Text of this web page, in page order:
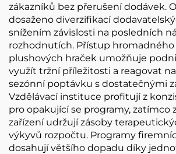
zákazníků bez přerušení dodávek.
dosaženo diverzifikací
snížením závislosti na posledních
rozhodnutích. Přístup
plushových hraček umožňuje
využít tržní příležitosti a reagovat
sezónní poptávku s dostatečnými
Vzdělávací instituce profitují z
pro opakující se programy, zatímco
zařízení udržují zásoby
výkyvů rozpočtu. Programy
dosahují většího dopadu díky